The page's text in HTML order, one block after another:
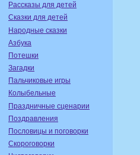
Рассказы для детей
Сказки для детей
Народные сказки
Азбука
Потешки
Загадки
Пальчиковые игры
Колыбельные
Праздничные сценарии
Поздравления
Пословицы и поговорки
Скороговорки